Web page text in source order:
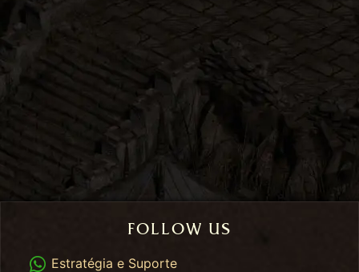
FOLLOW US
WhatsApp
Estratégia e Suporte